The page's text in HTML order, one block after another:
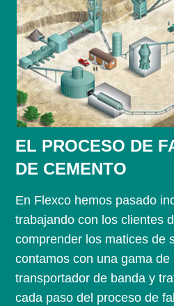
EL PROCESO DE
DE CEMENTO
En Flexco hemos pasado
trabajando con los clientes
comprender los matices de
contamos con una gama
transportador de banda y
cada paso del proceso de